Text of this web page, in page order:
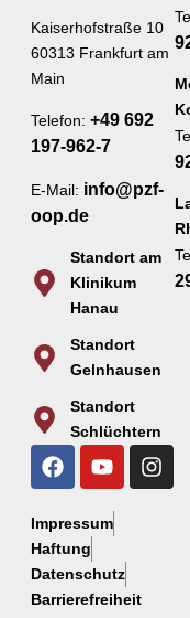
Kaiserhofstraße 10
60313 Frankfurt am
Main
Telefon: +49 692
197-962-7
E-Mail: info@pzf-
oop.de
Standort am
Klinikum
Hanau
Standort
Gelnhausen
Standort
Schlüchtern
Impressum
Haftung
Datenschutz
Barrierefreiheit